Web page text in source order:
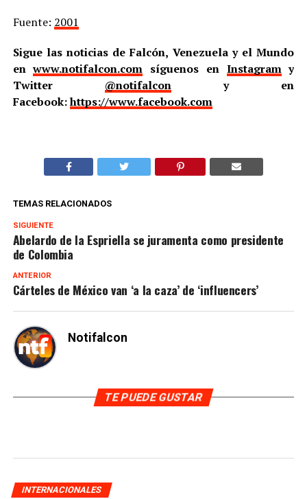
Fuente: 2001
Sigue las noticias de Falcón, Venezuela y el Mundo
enwww.notifalcon.com síguenos en Instagramy
Twitter @notifalcony en
Facebook:https://www.facebook.com
TEMAS RELACIONADOS
SIGUIENTE
Abelardo de la Espriella se juramenta como presidente
de Colombia
ANTERIOR
Cárteles de México van ‘a la caza’ de ‘influencers’
Notifalcon
TE PUEDE GUSTAR
INTERNACIONALES